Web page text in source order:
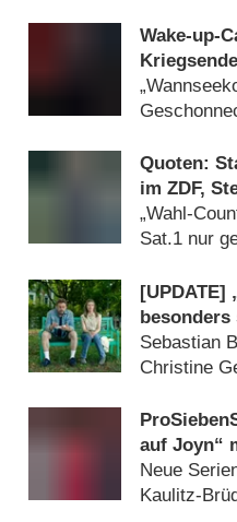
Wake-up-
kommt
Quoten:
im ZDF,
ESC
„Wahl-
Sat.1 nur
[UPDATE]
Comedy
Woche
Sebastian
Christine
auf Joyn“
Joko &
Neue
Kaulitz-